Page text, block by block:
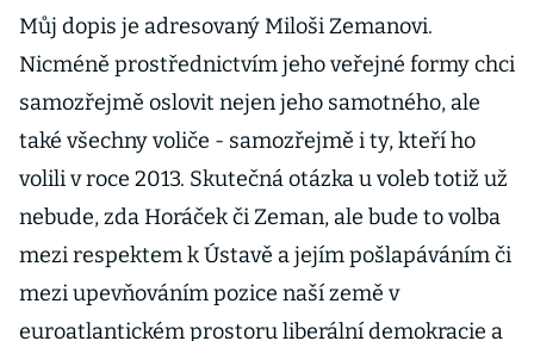
Můj dopis je adresovaný Miloši Zemanovi.
Nicméně prostřednictvím jeho veřejné formy chci
samozřejmě oslovit nejen jeho samotného, ale
také všechny voliče - samozřejmě i ty, kteří ho
volili v roce 2013. Skutečná otázka u voleb totiž už
nebude, zda Horáček či Zeman, ale bude to volba
mezi respektem k Ústavě a jejím pošlapáváním či
mezi upevňováním pozice naší země v
euroatlantickém prostoru liberální demokracie a